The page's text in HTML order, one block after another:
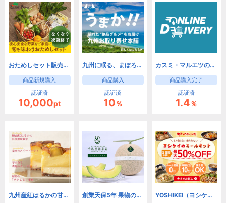
おためしセット販売【らでぃっしゅぼーや】
商品新規購入
認証済
10,000pt
九州に眠る、まぼろしのグルメ産直サイト。全品送料無料【九州お取り寄せ本舗】
商品購入
認証済
10％
カスミ・マルエツのネットスーパー オンラインデリバリー
商品購入完了
認証済
1.4％
九州産紅はるかの甘い幸せをお届け 紅はるか焼き芋専門店 紅茶房 創業天保5年 果物の老舗『千疋屋総本店』公式ストア【果物や洋菓子のギフトセット】 YOSHIKEI（ヨシケイ）8つの選べるミールキットお試し5days